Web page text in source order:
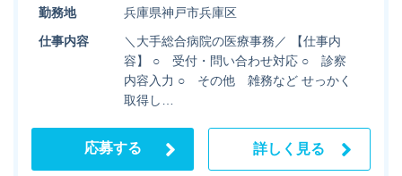
勤務地
兵庫県神戸市兵庫区
仕事内容
＼大手総合病院の医療事務／ 【仕事内
容】 ○ 受付・問い合わせ対応 ○ 診察
内容入力 ○ その他 雑務など せっかく
取得し…
応募する 詳しく見る